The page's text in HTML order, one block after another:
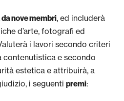
nove membri, ed includerà
d’arte, fotografi ed
i lavori secondo criteri
contenutistica e secondo
estetica e attribuirà, a
i seguenti premi: